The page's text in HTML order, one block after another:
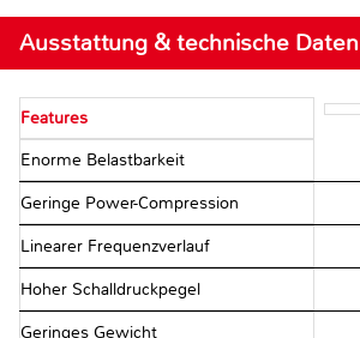
Ausstattung & technische Daten
Features
Enorme Belastbarkeit
Geringe Power-Compression
Linearer Frequenzverlauf
Hoher Schalldruckpegel
Geringes Gewicht